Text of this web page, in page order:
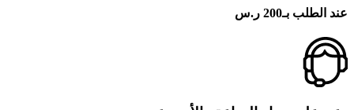
عند الطلب بـ200 ر.س